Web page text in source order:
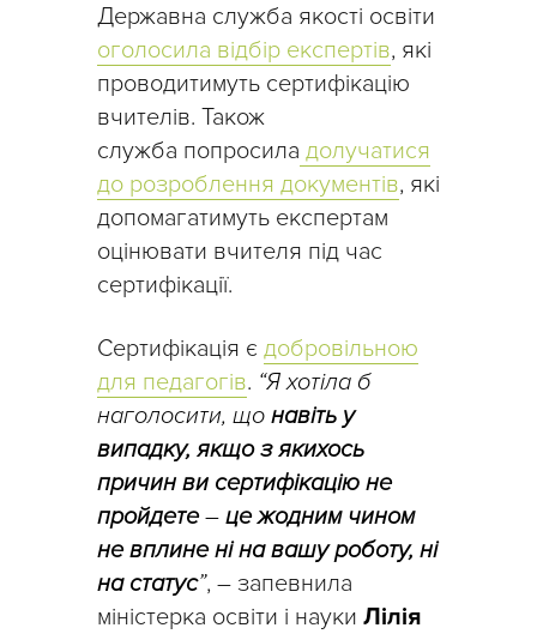
Державна служба якості освіти
оголосила відбір експертів, які
проводитимуть сертифікацію
вчителів. Також
служба попросила долучатися
до розроблення документів, які
допомагатимуть експертам
оцінювати вчителя під час
сертифікації.
Сертифікація є добровільною
для педагогів. “Я хотіла б
наголосити, що навіть у
випадку, якщо з якихось
причин ви сертифікацію не
пройдете– це жодним чином
не вплине ні на вашу роботу, ні
на статус”, – запевнила
міністерка освіти і науки Лілія